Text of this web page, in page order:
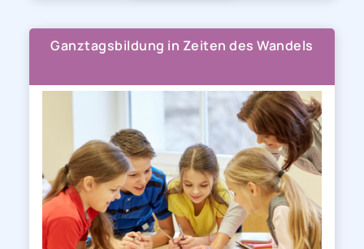
Ganztagsbildung in Zeiten des Wandels